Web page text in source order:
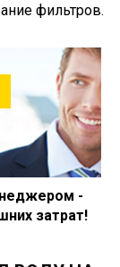
фильтров.
-
затрат!